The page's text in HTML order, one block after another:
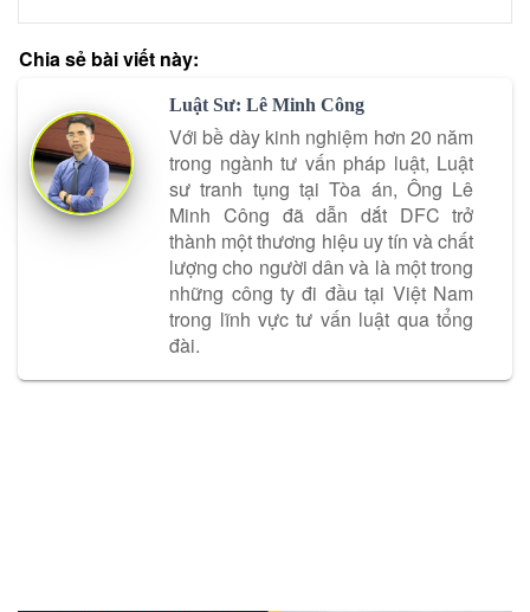
Chia sẻ bài viết này:
Luật Sư: Lê Minh Công
Với bề dày kinh nghiệm hơn 20 năm
trong ngành tư vấn pháp luật, Luật
sư tranh tụng tại Tòa án, Ông Lê
Minh Công đã dẫn dắt DFC trở
thành một thương hiệu uy tín và chất
lượng cho người dân và là một trong
những công ty đi đầu tại Việt Nam
trong lĩnh vực tư vấn luật qua tổng
đài.